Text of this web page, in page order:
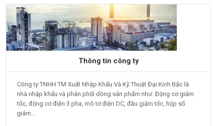
Thông tin công ty
Công ty TNHH TM Xuất Nhập Khẩu Và Kỹ Thuật Đại Kinh Bắc là
nhà nhập khẩu và phân phối dòng sản phẩm như: Động cơ giảm
tốc, động cơ điện 3 pha, mô tơ điện DC, đầu giảm tốc, hộp số
giảm...